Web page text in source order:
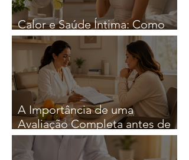
Calor e Saúde Íntima: Como
Reduzir o Risco de Infeções
A Importância de uma
Avaliação Completa antes de
iniciar qualquer Estratégia
Nutricional